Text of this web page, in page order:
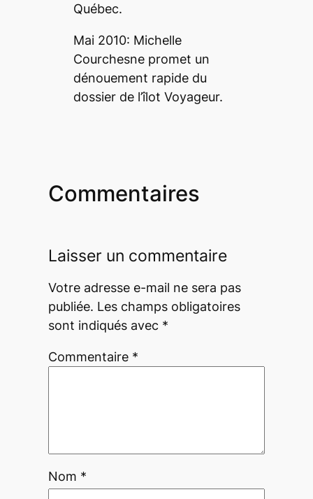
Québec.
Mai 2010: Michelle
Courchesne promet un
dénouement rapide du
dossier de l’îlot Voyageur.
Commentaires
Laisser un commentaire
Votre adresse e-mail ne sera pas
publiée. Les champs obligatoires
sont indiqués avec *
Commentaire *
Nom *